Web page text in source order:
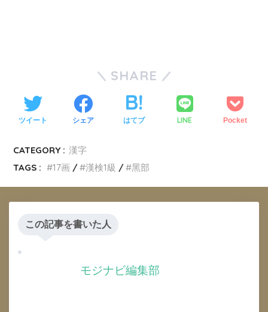
SHARE
ツイート シェア はてブ LINE Pocket
CATEGORY : 漢字
TAGS :
17画 漢検1級 黑部
この記事を書いた人
モジナビ編集部